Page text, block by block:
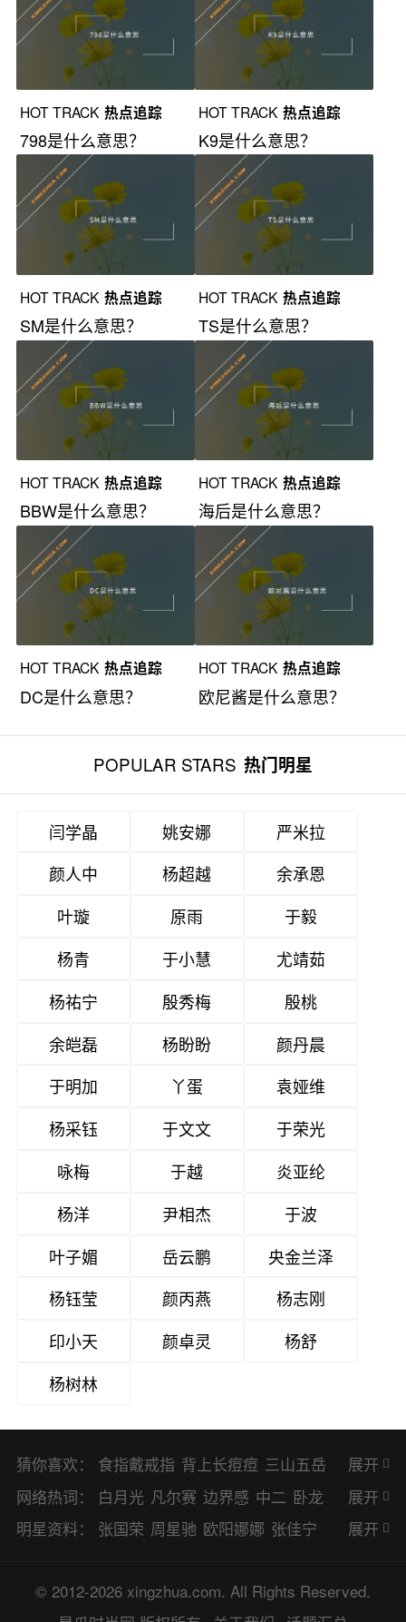
HOT TRACK 热点追踪
798是什么意思？
HOT TRACK 热点追踪
K9是什么意思？
HOT TRACK 热点追踪
SM是什么意思？
HOT TRACK 热点追踪
TS是什么意思？
HOT TRACK 热点追踪
BBW是什么意思？
HOT TRACK 热点追踪
海后是什么意思？
HOT TRACK 热点追踪
DC是什么意思？
HOT TRACK 热点追踪
欧尼酱是什么意思？
POPULAR STARS 热门明星
闫学晶 姚安娜
严米拉
颜人中
杨超越
余承恩
叶璇
原雨
于毅
杨青
于小慧
尤靖茹
杨祐宁
殷秀梅
殷桃
余皑磊
杨盼盼
颜丹晨
于明加
丫蛋
袁娅维
杨采钰
于文文
于荣光
咏梅
于越
炎亚纶
杨洋
尹相杰
于波
叶子媚
岳云鹏
央金兰泽
杨钰莹
颜丙燕
杨志刚
印小天
颜卓灵
杨舒
杨树林
猜你喜欢： 食指戴戒指 背上长痘痘 三山五岳
避暑胜地
展开
网络热词：
白月光 凡尔赛 边界感 中二 卧龙
凤雏 二次元 KPI EMO CP BUG
胺 SP OC HOLD OEM BP 猎奇
展开
明星资料：
张国荣 周星驰 欧阳娜娜 张佳宁
谭松韵 唐嫣 童瑶 宋茜 孙俪 倪
展开
© 2012-2026 xingzhua.com. All Rights Reserved.